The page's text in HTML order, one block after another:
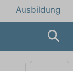
Ausbildung